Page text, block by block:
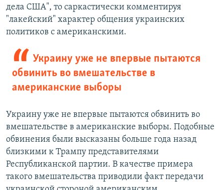
дела США", то саркастически комментируя
"лакейский" характер общения украинских
политиков с американскими.
Украину уже не впервые пытаются
обвинить во вмешательстве в
американские выборы
Украину уже не впервые пытаются обвинить во
вмешательстве в американские выборы. Подобные
обвинения были высказаны больше года назад
близкими к Трампу представителями
Республиканской партии. В качестве примера
такого вмешательства приводили факт передачи